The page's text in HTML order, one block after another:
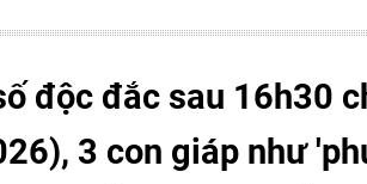
độc đắc sau 16h30
3 con giáp như